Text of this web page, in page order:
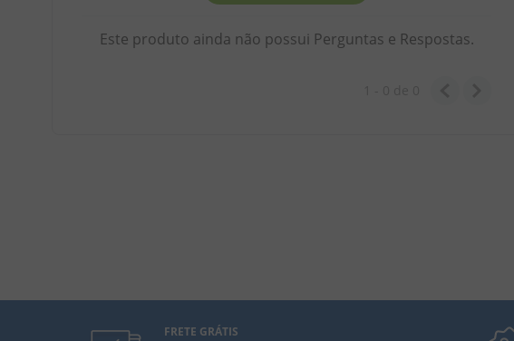
Este produto ainda não possui Perguntas e Respostas.
FRETE GRÁTIS